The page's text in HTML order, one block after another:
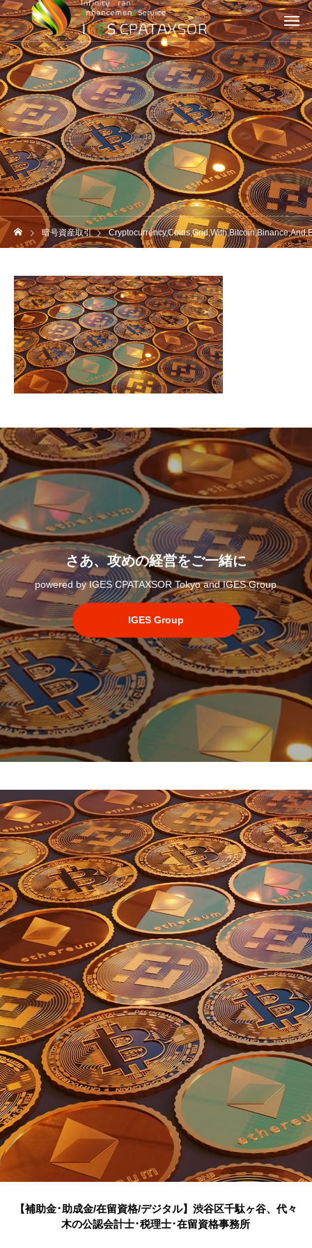
暗号資産取引
さあ、攻めの経営をご一緒に
powered by IGES CPATAXSOR Tokyo and IGES Group
IGES Group
【補助金･助成金/在留資格/デジタル】渋谷区千駄ヶ谷、代々
木の公認会計士･税理士･在留資格事務所